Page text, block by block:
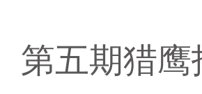
第五期猎